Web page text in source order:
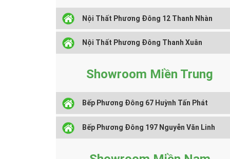
• Điện áp: 160 - 240VAC
• Công suất: 0 - 3200W
• Trọng lượng : 5.7Kg
• Kích thước mặt kính: 288x510x90mm
• Kích thước lắp đặt ( khoét đá) : 267x497mm
Nội Thất Phương Đông 12 Thanh Nhàn
Nội Thất Phương Đông Thanh Xuân
Showroom Miền Trung
Bếp Phương Đông 67 Huỳnh Tấn Phát
Bếp Phương Đông 197 Nguyễn Văn Linh